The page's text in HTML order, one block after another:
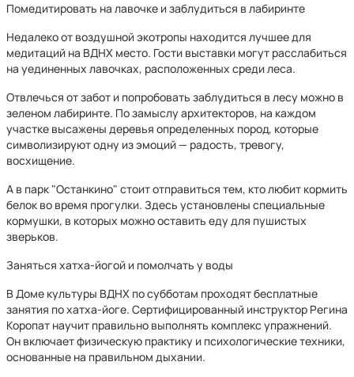
Помедитировать на лавочке и заблудиться в лабиринте
Недалеко от воздушной экотропы находится лучшее для
медитаций на ВДНХ место. Гости выставки могут расслабиться
на уединенных лавочках, расположенных среди леса.
Отвлечься от забот и попробовать заблудиться в лесу можно в
зеленом лабиринте. По замыслу архитекторов, на каждом
участке высажены деревья определенных пород, которые
символизируют одну из эмоций — радость, тревогу,
восхищение.
А в парк "Останкино" стоит отправиться тем, кто любит кормить
белок во время прогулки. Здесь установлены специальные
кормушки, в которых можно оставить еду для пушистых
зверьков.
Заняться хатха-йогой и помолчать у воды
В Доме культуры ВДНХ по субботам проходят бесплатные
занятия по хатха-йоге. Сертифицированный инструктор Регина
Коропат научит правильно выполнять комплекс упражнений.
Он включает физическую практику и психологические техники,
основанные на правильном дыхании.